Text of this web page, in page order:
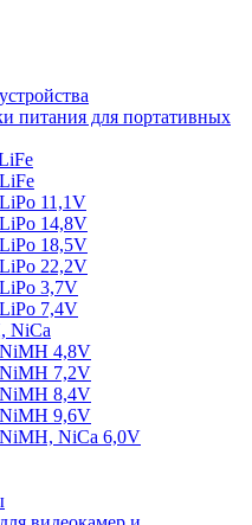
питания для портативных
11,1V
14,8V
18,5V
22,2V
3,7V
7,4V
NiCa
4,8V
7,2V
8,4V
9,6V
NiCa 6,0V